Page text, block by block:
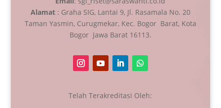
Alamat: Graha SIG, Lantai 9, Jl. Rasamala No. 20
Taman Yasmin, Curugmekar, Kec. Bogor Barat, Kota
Bogor Jawa Barat 16113.
Telah Terakreditasi Oleh: